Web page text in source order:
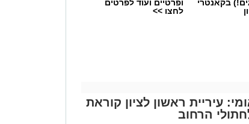
בקאנטרי
ופרטיים ועוד לפרטים
לחצו >>
עיריית ראשון לציון קוראת
הרחוב